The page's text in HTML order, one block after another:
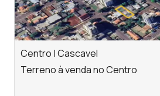
Centro | Cascavel
Terreno à venda no Centro